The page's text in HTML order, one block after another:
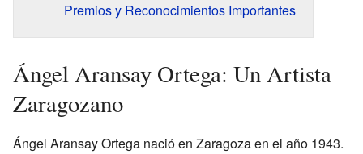
Premios y Reconocimientos Importantes
Ángel Aransay Ortega: Un Artista
Zaragozano
Ángel Aransay Ortega nació en Zaragoza en el año 1943.